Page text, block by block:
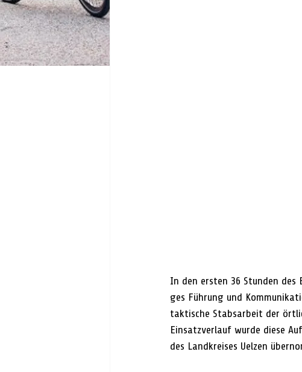
In den ersten 36 Stunden
ges Führung und
taktische Stabsarbeit der
Einsatzverlauf wurde diese
des Landkreises Uelzen